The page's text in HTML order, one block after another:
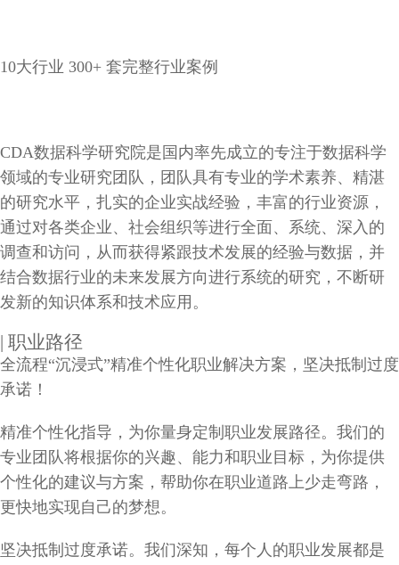
10大行业 300+ 套完整行业案例
CDA数据科学研究院是国内率先成立的专注于数据科学
领域的专业研究团队，团队具有专业的学术素养、精湛
的研究水平，扎实的企业实战经验，丰富的行业资源，
通过对各类企业、社会组织等进行全面、系统、深入的
调查和访问，从而获得紧跟技术发展的经验与数据，并
结合数据行业的未来发展方向进行系统的研究，不断研
发新的知识体系和技术应用。
| 职业路径
全流程“沉浸式”精准个性化职业解决方案，坚决抵制过度
承诺！
精准个性化指导，为你量身定制职业发展路径。我们的
专业团队将根据你的兴趣、能力和职业目标，为你提供
个性化的建议与方案，帮助你在职业道路上少走弯路，
更快地实现自己的梦想。
坚决抵制过度承诺。我们深知，每个人的职业发展都是